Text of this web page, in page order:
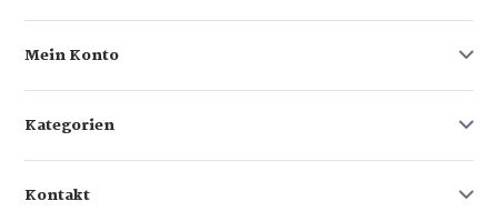
Mein Konto
Kategorien
Kontakt